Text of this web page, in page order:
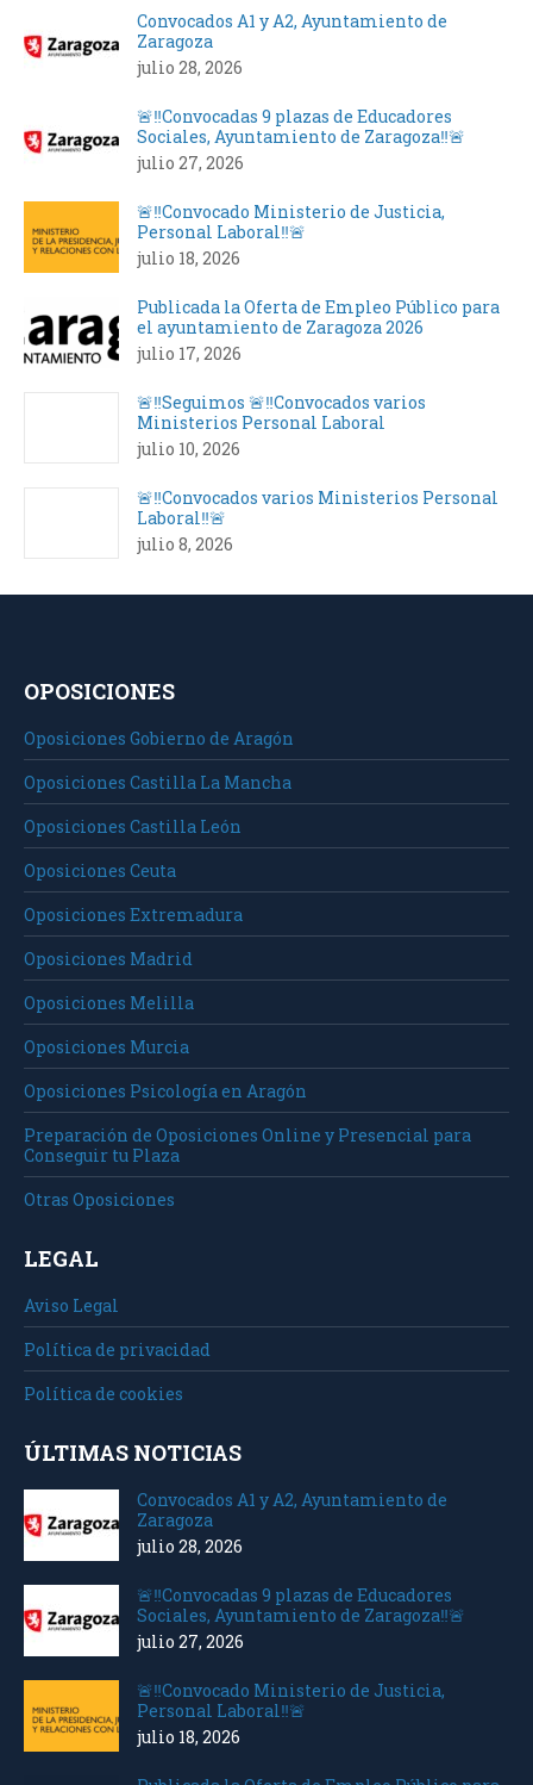
Convocados A1 y A2, Ayuntamiento de
Zaragoza
julio 28, 2026
🚨‼️Convocadas 9 plazas de Educadores
Sociales, Ayuntamiento de Zaragoza‼️🚨
julio 27, 2026
🚨‼️Convocado Ministerio de Justicia,
Personal Laboral‼️🚨
julio 18, 2026
Publicada la Oferta de Empleo Público para
el ayuntamiento de Zaragoza 2026
julio 17, 2026
🚨‼️Seguimos 🚨‼️Convocados varios
Ministerios Personal Laboral
julio 10, 2026
🚨‼️Convocados varios Ministerios Personal
Laboral‼️🚨
julio 8, 2026
OPOSICIONES
Oposiciones Gobierno de Aragón
Oposiciones Castilla La Mancha
Oposiciones Castilla León
Oposiciones Ceuta
Oposiciones Extremadura
Oposiciones Madrid
Oposiciones Melilla
Oposiciones Murcia
Oposiciones Psicología en Aragón
Preparación de Oposiciones Online y Presencial para
Conseguir tu Plaza
Otras Oposiciones
LEGAL
Aviso Legal
Política de privacidad
Política de cookies
ÚLTIMAS NOTICIAS
Convocados A1 y A2, Ayuntamiento de
Zaragoza
julio 28, 2026
🚨‼️Convocadas 9 plazas de Educadores
Sociales, Ayuntamiento de Zaragoza‼️🚨
julio 27, 2026
🚨‼️Convocado Ministerio de Justicia,
Personal Laboral‼️🚨
julio 18, 2026